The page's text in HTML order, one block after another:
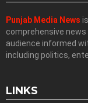
Punjab Media News
comprehensive news
audience informed
including politics,
LINKS